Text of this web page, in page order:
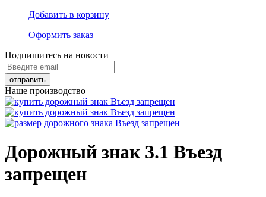
Добавить в корзину
Оформить заказ
Подпишитесь на новости
Наше производство
Дорожный знак 3.1 Въезд
запрещен